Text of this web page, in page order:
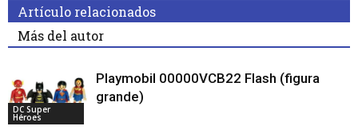
Artículo relacionados
Más del autor
DC Super
Héroes
Playmobil 00000VCB22 Flash (figura
grande)